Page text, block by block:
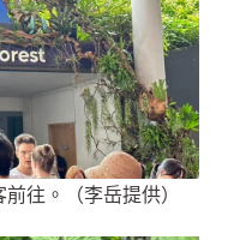
往。（李岳提供）